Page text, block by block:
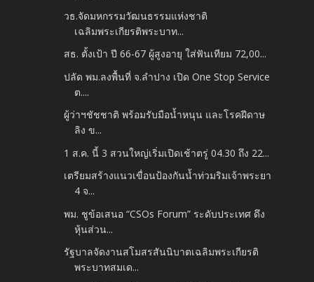
วธ.จัดมหกรรมวัฒนธรรมแห่งชาติ
เฉลิมพระเกียรติพระบาท...
สธ. ตั้งเป้า ปี 66-67 ผู้สูงอายุ ใส่ฟันเทียม 72,00...
ปลัด พม.ลงพื้นที่ จ.ลำปาง เปิด One Stop Service
ต....
ผู้ว่าฯชัชชาติ พร้อมรับมือน้ำหนุน และโรคฝีดาษ
ลิง ข...
1 ส.ค. นี้ 3 สวนใหญ่เริ่มเปิดเช้าตรู่ 04.30 ถึง 22...
เตรียมสร้างแนวเขื่อนป้องกันน้ำท่วมริมเจ้าพระยา
4 จ...
พม. ชูข้อเสนอ “CSOs Forum” ระดับประเทศ ดึง
หุ้นส่วน...
รัฐบาลจัดงานสโมสรสันนิบาตเฉลิมพระเกียรติ
พระบาทสมเด...